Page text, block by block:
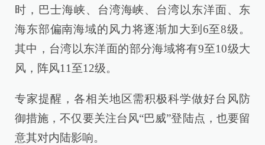
时，巴士海峡、台湾海峡、台湾以东洋面、东
海东部偏南海域的风力将逐渐加大到6至8级。
其中，台湾以东洋面的部分海域将有9至10级大
风，阵风11至12级。
专家提醒，各相关地区需积极科学做好台风防
御措施，不仅要关注台风“巴威”登陆点，也要留
意其对内陆影响。